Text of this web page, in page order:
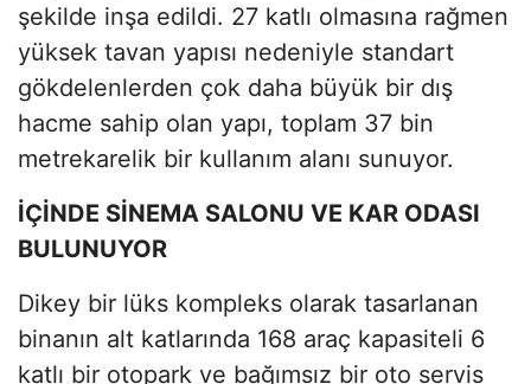
şekilde inşa edildi. 27 katlı olmasına rağmen
yüksek tavan yapısı nedeniyle standart
gökdelenlerden çok daha büyük bir dış
hacme sahip olan yapı, toplam 37 bin
metrekarelik bir kullanım alanı sunuyor.
İÇİNDE SİNEMA SALONU VE KAR ODASI
BULUNUYOR
Dikey bir lüks kompleks olarak tasarlanan
binanın alt katlarında 168 araç kapasiteli 6
katlı bir otopark ve bağımsız bir oto servis